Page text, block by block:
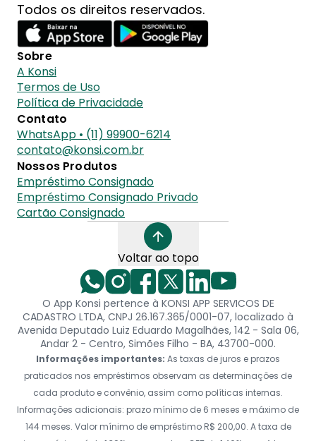
Todos os direitos reservados.
Sobre
A Konsi
Termos de Uso
Política de Privacidade
Contato
WhatsApp • (11) 99900-6214
contato@konsi.com.br
Nossos Produtos
Empréstimo Consignado
Empréstimo Consignado Privado
Cartão Consignado
Voltar ao topo
O App Konsi pertence à KONSI APP SERVICOS DE
CADASTRO LTDA, CNPJ 26.167.365/0001-07, localizado à
Avenida Deputado Luiz Eduardo Magalhães, 142 - Sala 06,
Andar 2 - Centro, Simões Filho - BA, 43700-000.
Informações importantes: As taxas de juros e prazos
praticados nos empréstimos observam as determinações de
cada produto e convênio, assim como políticas internas.
Informações adicionais: prazo mínimo de 6 meses e máximo de
144 meses. Valor mínimo de empréstimo R$ 200,00. A taxa de